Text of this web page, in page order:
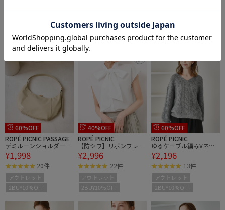
2BUY10%OFF
アウトレット
2BUY10%OFF
アウトレット
2BUY10%OFF
60%OFF
ROPÉ PICNIC PASSAGE
デミルーンショルダーバ
ッグ
¥1,998
20件
アウトレット
2BUY10%OFF
40%OFF
ROPÉ PICNIC
【防シワ】リボンフレン
チスリーブシャツ
¥2,996
22件
アウトレット
2BUY10%OFF
60%OFF
ROPÉ PICNIC
ゆるケーブル編みVネッ
クニット
¥2,196
13件
アウトレット
2BUY10%OFF